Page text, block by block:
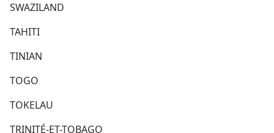
SWAZILAND
TAHITI
TINIAN
TOGO
TOKELAU
TRINITÉ-ET-TOBAGO